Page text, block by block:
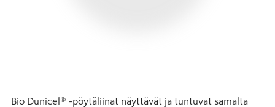
Bio Dunicel® -pöytäliinat näyttävät ja tuntuvat samalta